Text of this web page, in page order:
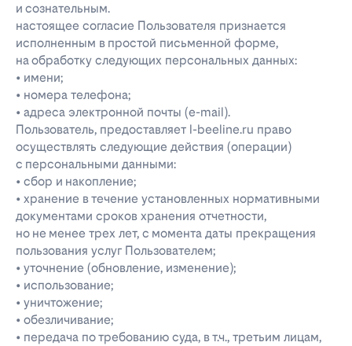
и сознательным.
настоящее согласие Пользователя признается
исполненным в простой письменной форме,
на обработку следующих персональных данных:
• имени;
• номера телефона;
• адреса электронной почты (e-mail).
Пользователь, предоставляет l-beeline.ru право
осуществлять следующие действия (операции)
с персональными данными:
• сбор и накопление;
• хранение в течение установленных нормативными
документами сроков хранения отчетности,
но не менее трех лет, с момента даты прекращения
пользования услуг Пользователем;
• уточнение (обновление, изменение);
• использование;
• уничтожение;
• обезличивание;
• передача по требованию суда, в т.ч., третьим лицам,